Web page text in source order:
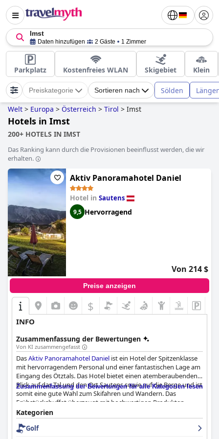
Imst
Daten hinzufügen 2 Gäste 1 Zimmer
Parkplatz Kostenfreies WLAN Skigebiet Klein
Preiskategorie Sortieren nach Sölden
Welt > Europa > Österreich > Tirol > Imst
Hotels in Imst
200+ HOTELS IN IMST
Das Ranking kann durch die Provisionen beeinflusst werden, die wir
erhalten.
Aktiv Panoramahotel Daniel
Hotel in Sautens
9,5 Hervorragend
Von 214 $
Preise anzeigen
$
INFO
Zusammenfassung der Bewertungen
Von KI zusammengefasst
DasAktiv Panoramahotel Daniel ist ein Hotel der Spitzenklasse
mit hervorragendem Personal und einer fantastischen Lage am
Eingang des Ötztals. Das Hotel bietet einen atemberaubenden
Blick auf das Tal und den Ort Sautens sowie auf die Berge und ist
somit eine gute Wahl zum Skifahren und Wandern. Das
Frühstücksbuffet überzeugt mit hochwertigen Produkten,
regionalen Angeboten und viel Liebe zum Detail. Das 4-Gänge-
Gourmet-Dinner und der Nachmittagstee werden ebenfalls sehr
gelobt. Die Zimmer sind geräumig, geschmackvoll eingerichtet
Zusammenfassung der Bewertungen für alle Kategorien lesen
Kategorien
Golf